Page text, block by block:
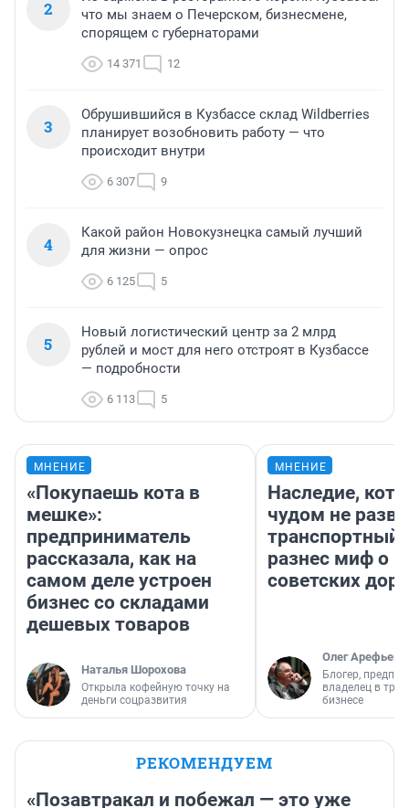
2
что мы знаем о Печерском, бизнесмене,
спорящем с губернаторами
14 371 12
3
Обрушившийся в Кузбассе склад Wildberries
планирует возобновить работу — что
происходит внутри
6 307 9
4
Какой район Новокузнецка самый лучший
для жизни — опрос
6 125 5
5
Новый логистический центр за 2 млрд
рублей и мост для него отстроят в Кузбассе
— подробности
6 113 5
МНЕНИЕ
«Покупаешь кота в
мешке»:
предприниматель
рассказала, как на
самом деле устроен
бизнес со складами
дешевых товаров
Наталья Шорохова
Открыла кофейную точку на
деньги соцразвития
МНЕНИЕ
Наследие,
чудом не
транспортный
разнес миф о
советских
Олег Арефьев
Блогер,
владелец в
бизнесе
РЕКОМЕНДУЕМ
«Позавтракал и побежал — это уже